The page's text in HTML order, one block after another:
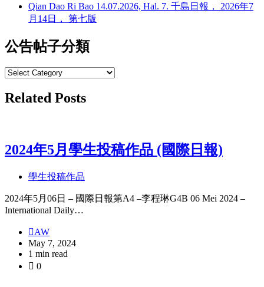
Qian Dao Ri Bao 14.07.2026, Hal. 7. 千島日報， 2026年7
月14日， 第七版
公告帖子分類
Related Posts
2024年5月學生投稿作品 (國際日報)
學生投稿作品
2024年5月06日 – 國際日報第A4 –李程琳G4B 06 Mei 2024 –
International Daily…
AW
May 7, 2024
1 min read
0